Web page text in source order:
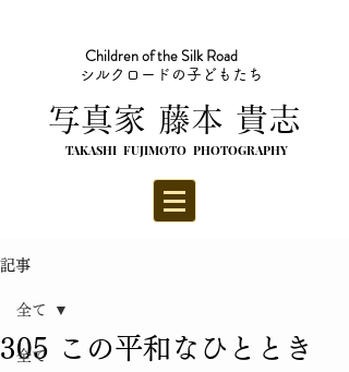
​写真家 藤本 貴志
TAKASHI FUJIMOTO PHOTOGRAPHY
Children of the Silk Road
シルクロードの子どもたち
記事
全て
全て
305 この平和なひととき